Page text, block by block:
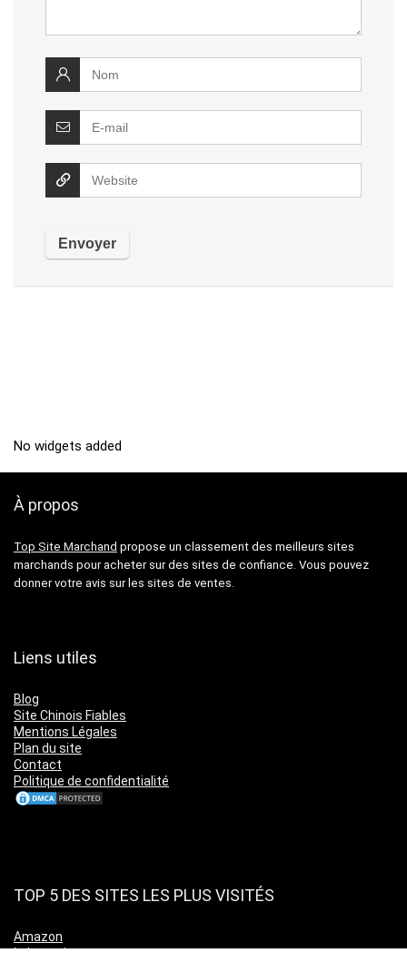
No widgets added
À propos
Top Site Marchand propose un classement des meilleurs sites
marchands pour acheter sur des sites de confiance. Vous pouvez
donner votre avis sur les sites de ventes.
Liens utiles
Blog
Site Chinois Fiables
Mentions Légales
Plan du site
Contact
Politique de confidentialité
TOP 5 DES SITES LES PLUS VISITÉS
Amazon
Leboncoin